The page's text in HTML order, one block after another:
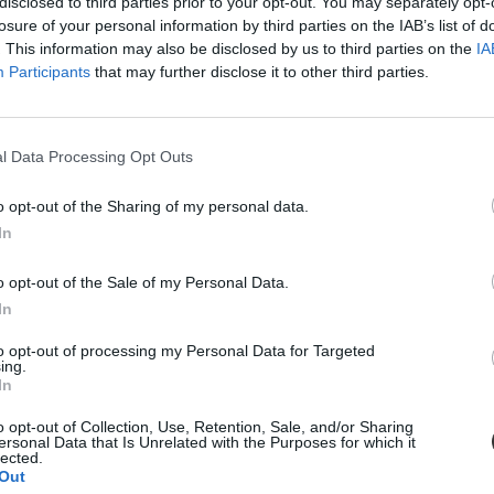
of your personal information by third parties on the IAB’s list of
This information may also be disclosed by us to third parties on the
Participants that may further disclose it to other third parties.
Data Processing Opt Outs
opt-out of the Sharing of my personal data.
opt-out of the Sale of my Personal Data.
opt-out of processing my Personal Data for Targeted
opt-out of Collection, Use, Retention, Sale, and/or Sharing
Data that Is Unrelated with the Purposes for which it
- derül ki a Budapesti Metropolitan Egyetem közel 300
mint az önállóság, az együttműködés, illetve a
szóló közbeszédnek”
kezdte meg működését. Az egyes minisztériumok szintjére